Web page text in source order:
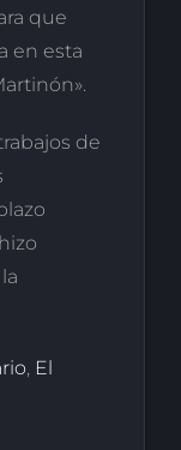
que
en esta
de
, El